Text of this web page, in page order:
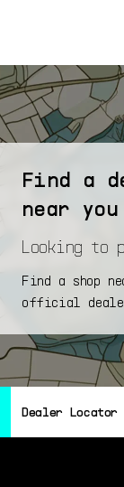
产品
声音
商城
支援
Find a
near you
Looking to
Find a shop
official
Dealer Locator